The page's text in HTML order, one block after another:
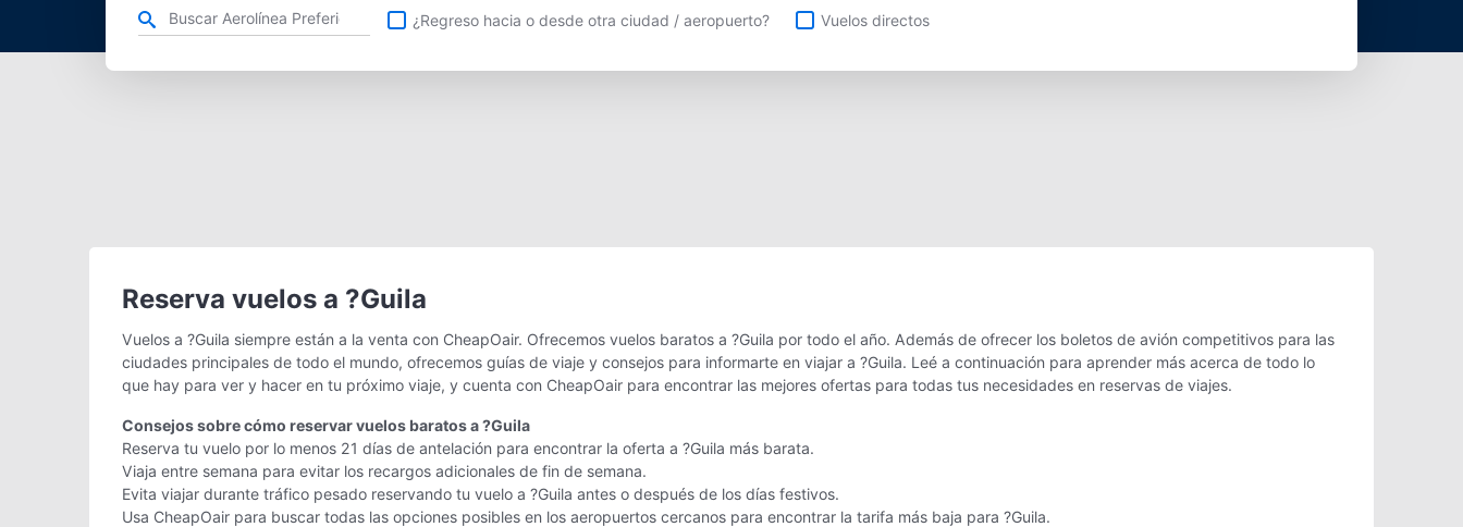
Refina tu búsqueda por aerolínea, ciudad o aeropuerto o vuelos directos
¿Regreso hacia o desde otra ciudad / aeropuerto? Vuelos directos
Reserva vuelos a ?Guila
Vuelos a ?Guila siempre están a la venta con CheapOair. Ofrecemos vuelos baratos a ?Guila por todo el año. Además de ofrecer los boletos de avión competitivos para las
ciudades principales de todo el mundo, ofrecemos guías de viaje y consejos para informarte en viajar a ?Guila. Leé a continuación para aprender más acerca de todo lo
que hay para ver y hacer en tu próximo viaje, y cuenta con CheapOair para encontrar las mejores ofertas para todas tus necesidades en reservas de viajes.
Consejos sobre cómo reservar vuelos baratos a ?Guila
Reserva tu vuelo por lo menos 21 días de antelación para encontrar la oferta a ?Guila más barata.
Viaja entre semana para evitar los recargos adicionales de fin de semana.
Evita viajar durante tráfico pesado reservando tu vuelo a ?Guila antes o después de los días festivos.
Usa CheapOair para buscar todas las opciones posibles en los aeropuertos cercanos para encontrar la tarifa más baja para ?Guila.